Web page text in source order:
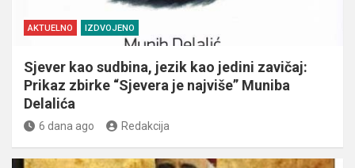
AKTUELNO IZDVOJENO
Sjever kao sudbina, jezik kao jedini zavičaj:
Prikaz zbirke “Sjevera je najviše” Muniba
Delalića
6 dana ago Redakcija